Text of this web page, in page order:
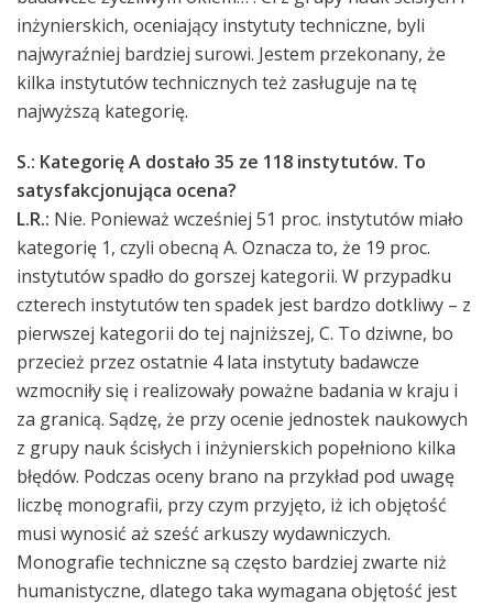
inżynierskich, oceniający instytuty techniczne, byli
najwyraźniej bardziej surowi. Jestem przekonany, że
kilka instytutów technicznych też zasługuje na tę
najwyższą kategorię.
S.: Kategorię A dostało 35 ze 118 instytutów. To
satysfakcjonująca ocena?
L.R.: Nie. Ponieważ wcześniej 51 proc. instytutów miało
kategorię 1, czyli obecną A. Oznacza to, że 19 proc.
instytutów spadło do gorszej kategorii. W przypadku
czterech instytutów ten spadek jest bardzo dotkliwy – z
pierwszej kategorii do tej najniższej, C. To dziwne, bo
przecież przez ostatnie 4 lata instytuty badawcze
wzmocniły się i realizowały poważne badania w kraju i
za granicą. Sądzę, że przy ocenie jednostek naukowych
z grupy nauk ścisłych i inżynierskich popełniono kilka
błędów. Podczas oceny brano na przykład pod uwagę
liczbę monografii, przy czym przyjęto, iż ich objętość
musi wynosić aż sześć arkuszy wydawniczych.
Monografie techniczne są często bardziej zwarte niż
humanistyczne, dlatego taka wymagana objętość jest